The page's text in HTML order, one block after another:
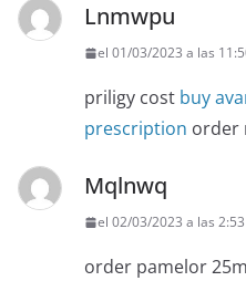
Lnmwpu
el 01/03/2023 a las
priligy cost buy
prescription order
Mqlnwq
el 02/03/2023 a las
order pamelor